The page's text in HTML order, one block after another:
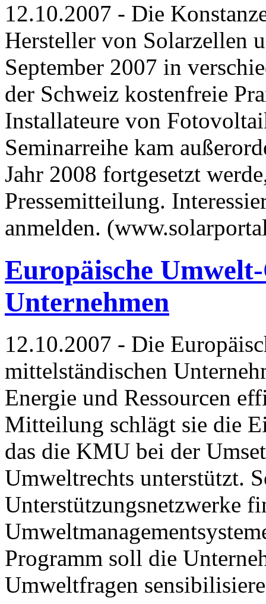
12.10.2007 - Die
Hersteller von Solarzellen
September 2007 in
der Schweiz kostenfreie
Installateure von
Seminarreihe kam
Jahr 2008 fortgesetzt
Pressemitteilung.
anmelden.
Europäische
Unternehmen
12.10.2007 - Die
mittelständischen
Energie und Ressourcen
Mitteilung schlägt sie die
das die KMU bei der
Umweltrechts unterstützt.
Unterstützungsnetzwerke
Programm soll die
Umweltfragen